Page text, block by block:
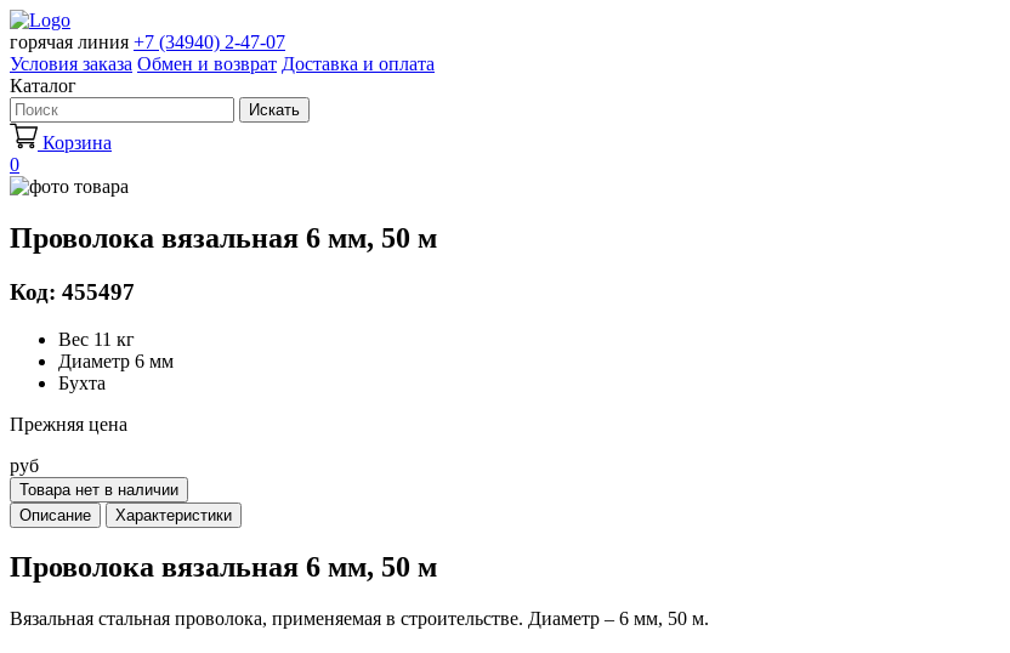
горячая линия +7 (34940) 2-47-07
Условия заказа Обмен и возврат Доставка и оплата
Каталог
Искать
Корзина
0
Проволока вязальная 6 мм, 50 м
Код: 455497
Вес 11 кг
Диаметр 6 мм
Бухта
Прежняя цена
руб
Товара нет в наличии
Описание
Характеристики
Проволока вязальная 6 мм, 50 м
Вязальная стальная проволока, применяемая в строительстве. Диаметр – 6 мм, 50 м.